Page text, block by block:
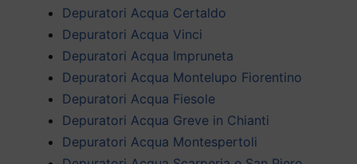
Depuratori Acqua Certaldo
Depuratori Acqua Vinci
Depuratori Acqua Impruneta
Depuratori Acqua Montelupo Fiorentino
Depuratori Acqua Fiesole
Depuratori Acqua Greve in Chianti
Depuratori Acqua Montespertoli